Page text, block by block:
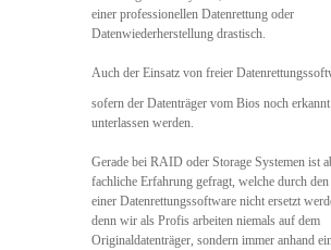
einer professionellen Datenrettung oder
Datenwiederherstellung drastisch.
Auch der Einsatz von freier
sofern der Datenträger vom Bios noch
unterlassen werden.
Gerade bei RAID oder Storage Systemen ist
fachliche Erfahrung gefragt, welche durch den
einer Datenrettungssoftware nicht ersetzt
denn wir als Profis arbeiten niemals auf dem
Originaldatenträger, sondern immer anhand